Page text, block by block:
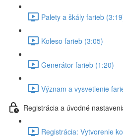
Palety a škály farieb
Koleso farieb (3:05)
Generátor farieb (1:20)
Význam a vysvetlenie
Registrácia a úvodné
Registrácia: Vytvorenie